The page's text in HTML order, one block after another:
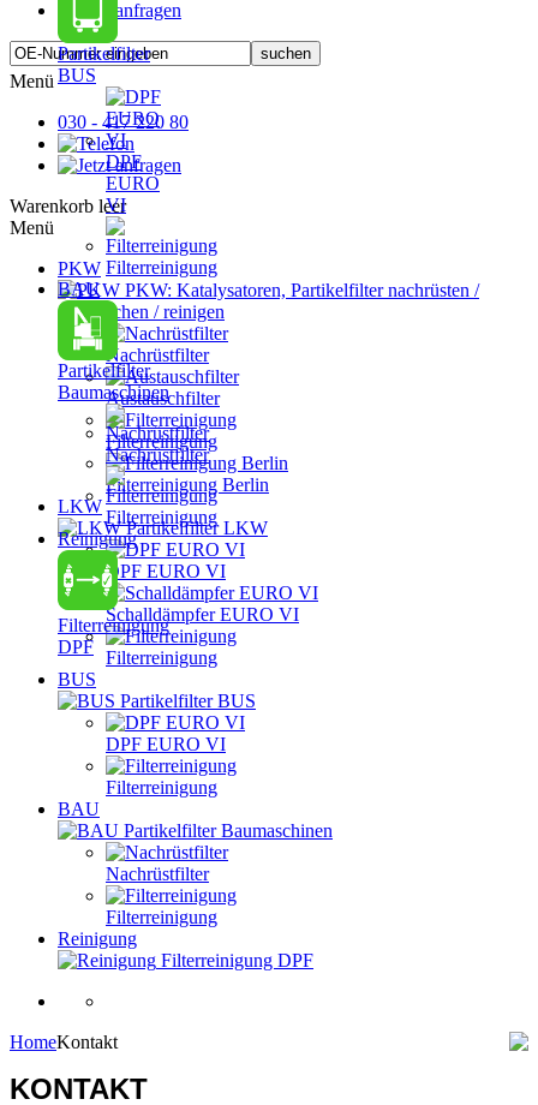
Partikelfilter
BUS
DPF
EURO
VI
Filterreinigung
BAU
Partikelfilter
Baumaschinen
Nachrüstfilter
Filterreinigung
Reinigung
Filterreinigung
DPF
Menü
030 - 417 220 80
Warenkorb leer
Menü
PKW
PKW: Katalysatoren, Partikelfilter nachrüsten /
austauschen / reinigen
Nachrüstfilter
Austauschfilter
Filterreinigung
Filterreinigung Berlin
LKW
Partikelfilter LKW
DPF EURO VI
Schalldämpfer EURO VI
Filterreinigung
BUS
Partikelfilter BUS
DPF EURO VI
Filterreinigung
BAU
Partikelfilter Baumaschinen
Nachrüstfilter
Filterreinigung
Reinigung
Filterreinigung DPF
HomeKontakt
KONTAKT